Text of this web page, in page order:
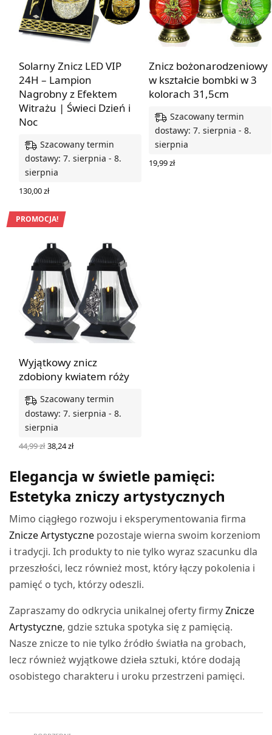
Solarny Znicz LED VIP
24H – Lampion
Nagrobny z Efektem
Witrażu | Świeci Dzień i
Noc
Szacowany termin
dostawy: 7. sierpnia - 8.
sierpnia
130,00zł
Znicz bożonarodzeniowy
w kształcie bombki w 3
kolorach 31,5cm
Szacowany termin
dostawy: 7. sierpnia - 8.
sierpnia
19,99zł
PROMOCJA!
Wyjątkowy znicz
zdobiony kwiatem róży
Szacowany termin
dostawy: 7. sierpnia - 8.
sierpnia
44,99zł Pierwotna
cena
44,99 zł.
38,24złAktualna
38,24 zł.
Elegancja w świetle pamięci:
Estetyka zniczy artystycznych
Mimo ciągłego rozwoju i eksperymentowania firma
Znicze Artystyczne pozostaje wierna swoim korzeniom
i tradycji. Ich produkty to nie tylko wyraz szacunku dla
przeszłości, lecz również most, który łączy pokolenia i
pamięć o tych, którzy odeszli.
Zapraszamy do odkrycia unikalnej oferty firmyZnicze
Artystyczne, gdzie sztuka spotyka się z pamięcią.
Nasze znicze to nie tylko źródło światła na grobach,
lecz również wyjątkowe dzieła sztuki, które dodają
osobistego charakteru i uroku przestrzeni pamięci.